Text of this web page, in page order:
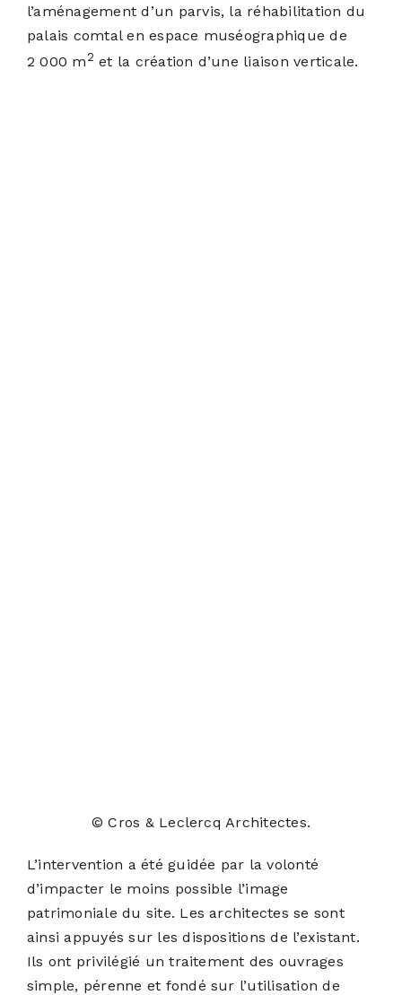
l’aménagement d’un parvis, la réhabilitation du
palais comtal en espace muséographique de
2 000 m2 et la création d’une liaison verticale.
© Cros & Leclercq Architectes.
L’intervention a été guidée par la volonté
d’impacter le moins possible l’image
patrimoniale du site. Les architectes se sont
ainsi appuyés sur les dispositions de l’existant.
Ils ont privilégié un traitement des ouvrages
simple, pérenne et fondé sur l’utilisation de